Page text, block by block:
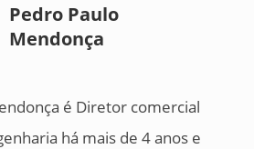
Pedro Paulo
Mendonça
é Diretor comercial
há mais de 4 anos e